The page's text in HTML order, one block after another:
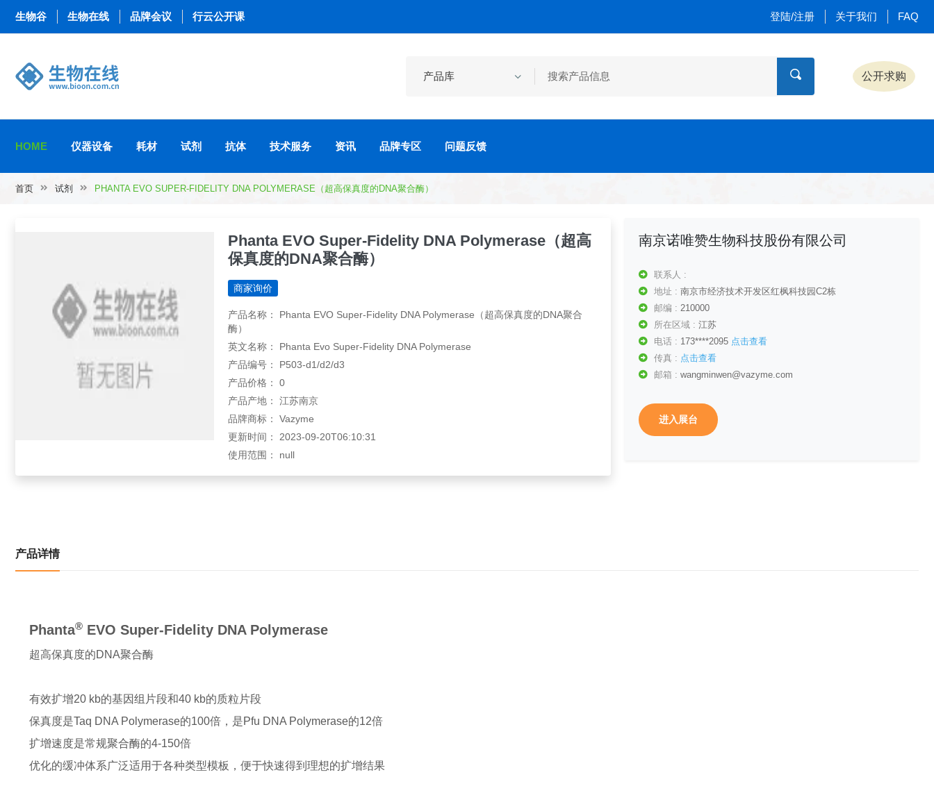
生物谷 生物在线 品牌会议 行云公开课 登陆/注册 关于我们 FAQ
公开求购
HOME 仪器设备 耗材 试剂 抗体 技术服务 资讯 品牌专区 问题反馈
首页 试剂 PHANTA EVO SUPER-FIDELITY DNA POLYMERASE（超高保真度的DNA聚合酶）
Phanta EVO Super-Fidelity DNA Polymerase（超高
保真度的DNA聚合酶）
商家询价
产品名称： Phanta EVO Super-Fidelity DNA Polymerase（超高保真度的DNA聚合
酶）
英文名称： Phanta Evo Super-Fidelity DNA Polymerase
产品编号： P503-d1/d2/d3
产品价格： 0
产品产地： 江苏南京
品牌商标： Vazyme
更新时间： 2023-09-20T06:10:31
使用范围： null
南京诺唯赞生物科技股份有限公司
联系人 :
地址 : 南京市经济技术开发区红枫科技园C2栋
邮编 : 210000
所在区域 : 江苏
电话 : 173****2095 点击查看
传真 : 点击查看
邮箱 : wangminwen@vazyme.com
进入展台
产品详情
Phanta® EVO Super-Fidelity DNA Polymerase
超高保真度的DNA聚合酶
有效扩增20 kb的基因组片段和40 kb的质粒片段
保真度是Taq DNA Polymerase的100倍，是Pfu DNA Polymerase的12倍
扩增速度是常规聚合酶的4-150倍
优化的缓冲体系广泛适用于各种类型模板，便于快速得到理想的扩增结果